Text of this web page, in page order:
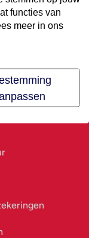
functies van
meer in ons